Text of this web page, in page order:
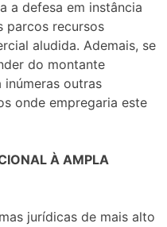
a defesa em instância
parcos recursos
aludida. Ademais, se
do montante
inúmeras outras
onde empregaria este
À AMPLA
jurídicas de mais alto